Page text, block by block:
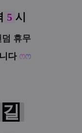
5 시
덤 휴무
다 ෆෆ
길